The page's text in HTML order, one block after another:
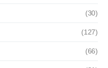
(30)
(127)
(66)